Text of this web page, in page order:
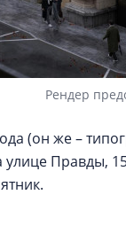
Рендер
(он же –
Правды,